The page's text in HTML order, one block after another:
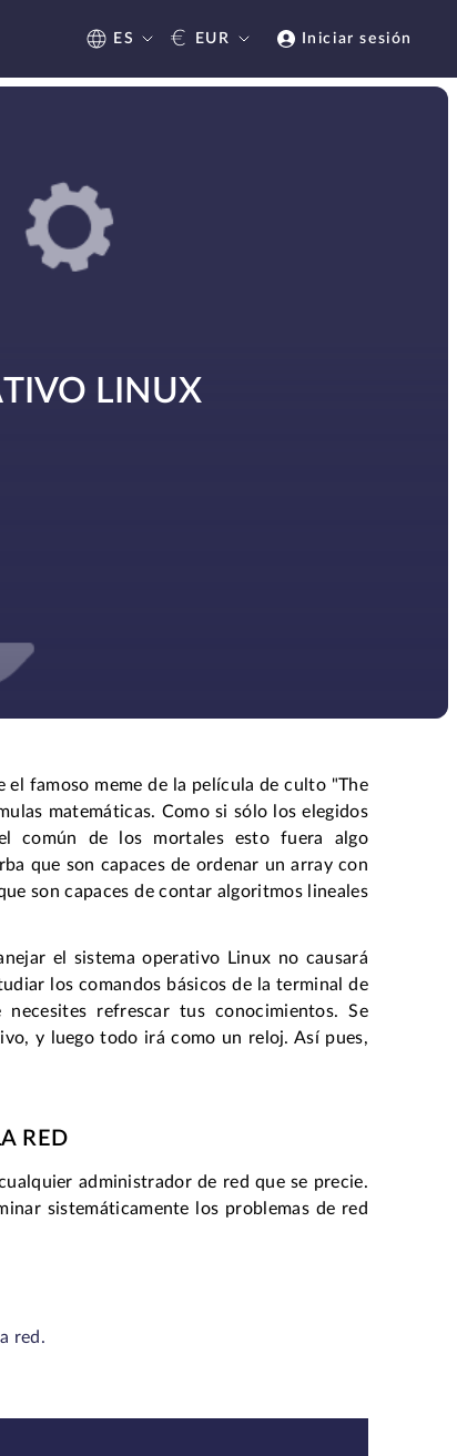
ES € EUR Iniciar sesión
LINUX
el famoso meme de la película de culto "The
matemáticas. Como si sólo los elegidos
común de los mortales esto fuera algo
que son capaces de ordenar un array con
son capaces de contar algoritmos lineales
el sistema operativo Linux no causará
los comandos básicos de la terminal de
refrescar tus conocimientos. Se
y luego todo irá como un reloj. Así pues,
RED
administrador de red que se precie.
sistemáticamente los problemas de red
red.